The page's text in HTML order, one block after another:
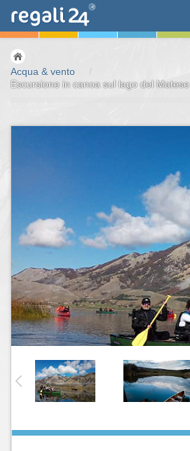
Acqua & vento
/
Escursione in canoa sul lago del Matese